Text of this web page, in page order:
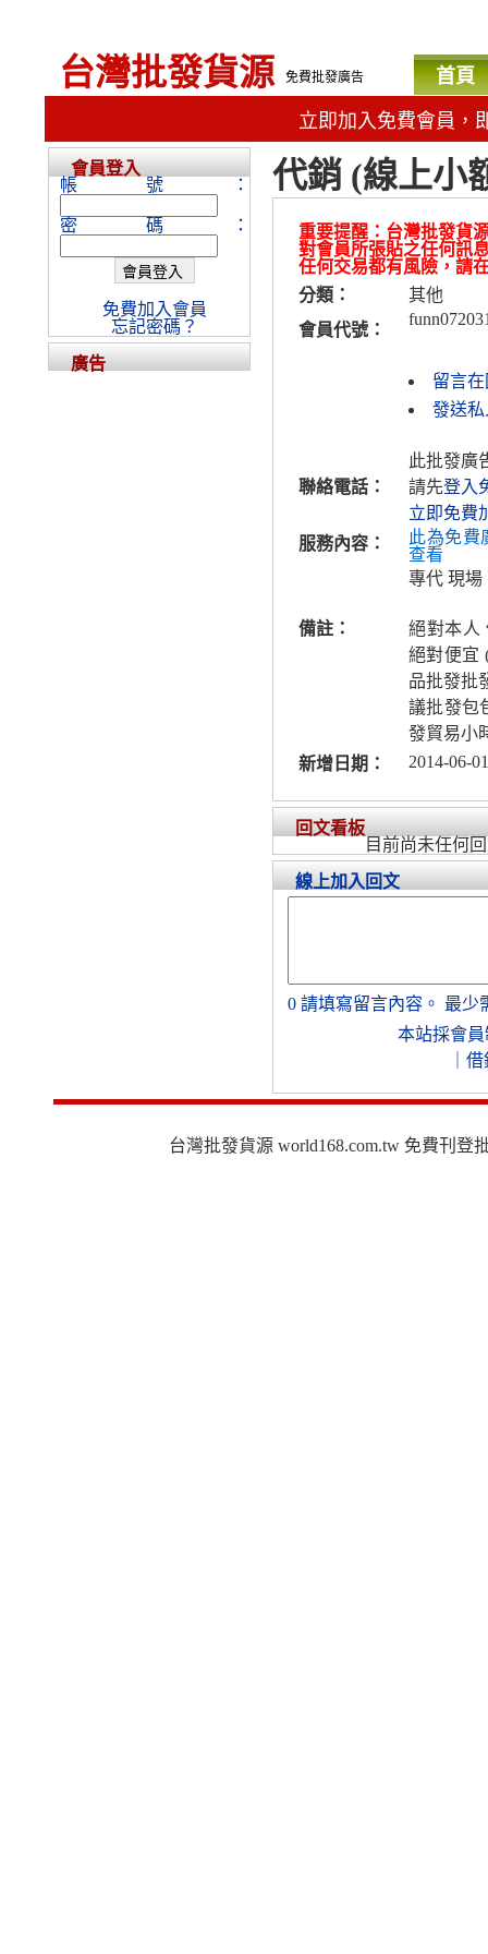
台灣批發貨源 免費批發廣告 首頁
立即加入免費會員，
代銷 (線上小
重要提醒：台灣批發貨
對會員所張貼之任何訊
任何交易都有風險，請
分類：
其他
會員代號：
留言
發送私
聯絡電話：
此批發廣
請先登入
立即免費
服務內容：
此為免費
查看
專代 現場
備註：
絕對本人
絕對便宜
品批發批
議批發包
發貿易小
新增日期：
2014-06-
回文看板
目前尚未任何
線上加入回文
0 請填寫留言內容。 最少
本站採會員
借
會員登入
帳號：
密碼：
免費加入會員
忘記密碼？
廣告
台灣批發貨源 world168.com.tw 免費刊登